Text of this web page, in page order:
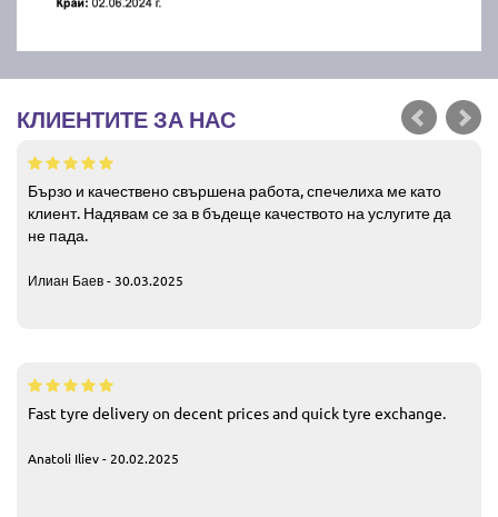
КЛИЕНТИТЕ ЗА НАС
Бързо и качествено свършена работа, спечелиха ме като
клиент. Надявам се за в бъдеще качеството на услугите да
не пада.
Илиан Баев - 30.03.2025
Fast tyre delivery on decent prices and quick tyre exchange.
Anatoli Iliev - 20.02.2025